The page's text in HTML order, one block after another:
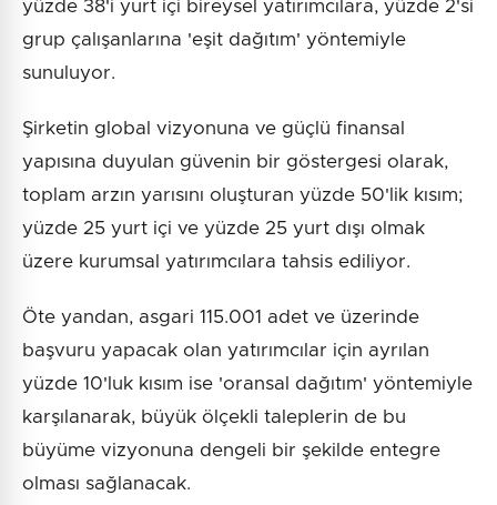
yüzde 38'i yurt içi bireysel yatırımcılara, yüzde 2'si
grup çalışanlarına 'eşit dağıtım' yöntemiyle
sunuluyor.
Şirketin global vizyonuna ve güçlü finansal
yapısına duyulan güvenin bir göstergesi olarak,
toplam arzın yarısını oluşturan yüzde 50'lik kısım;
yüzde 25 yurt içi ve yüzde 25 yurt dışı olmak
üzere kurumsal yatırımcılara tahsis ediliyor.
Öte yandan, asgari 115.001 adet ve üzerinde
başvuru yapacak olan yatırımcılar için ayrılan
yüzde 10'luk kısım ise 'oransal dağıtım' yöntemiyle
karşılanarak, büyük ölçekli taleplerin de bu
büyüme vizyonuna dengeli bir şekilde entegre
olması sağlanacak.